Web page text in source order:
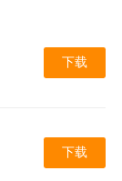
更容易看
下载
下载